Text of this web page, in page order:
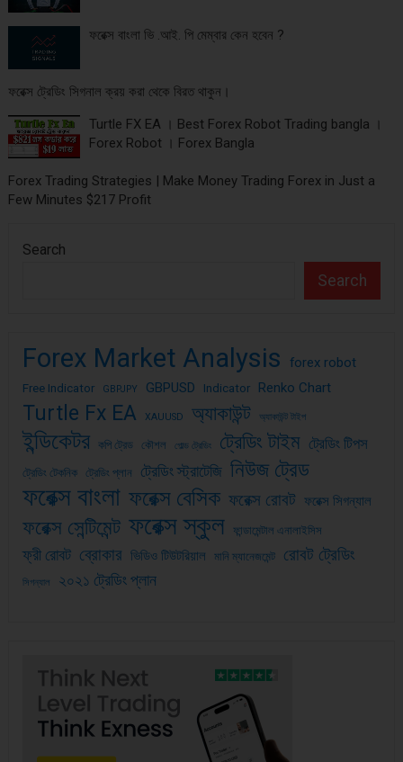
ফরেক্স বাংলা ভি .আই. পি মেম্বার কেন হবেন ?
ফরেক্স ট্রেডিং সিগনাল ক্রয় করা থেকে বিরত থাকুন।
Turtle FX EA । Best Forex Robot Trading bangla ।
Forex Robot । Forex Bangla
Forex Trading Strategies | Make Money Trading Forex in Just a
Few Minutes $217 Profit
Search
Search
Forex Market Analysis forex robot
Free Indicator GBPJPY GBPUSD Indicator Renko Chart
Turtle Fx EA XAUUSD অ্যাকাউন্ট অ্যাকাউন্ট টাইপ
ইন্ডিকেটর কপি ট্রেড কৌশল গোল্ড ট্রেডিং ট্রেডিং টাইম ট্রেডিং টিপস
ট্রেডিং টেকনিক ট্রেডিং প্লান ট্রেডিং স্ট্রাটেজি নিউজ ট্রেড
ফরেক্স বাংলা ফরেক্স বেসিক ফরেক্স রোবট ফরেক্স সিগন্যাল
ফরেক্স সেন্টিমেন্ট ফরেক্স স্কুল ফান্ডামেন্টাল এনালাইসিস
ফ্রী রোবট ব্রোকার ভিডিও টিউটরিয়াল মানি ম্যানেজমেন্ট রোবট ট্রেডিং
সিগন্যাল ২০২১ ট্রেডিং প্লান